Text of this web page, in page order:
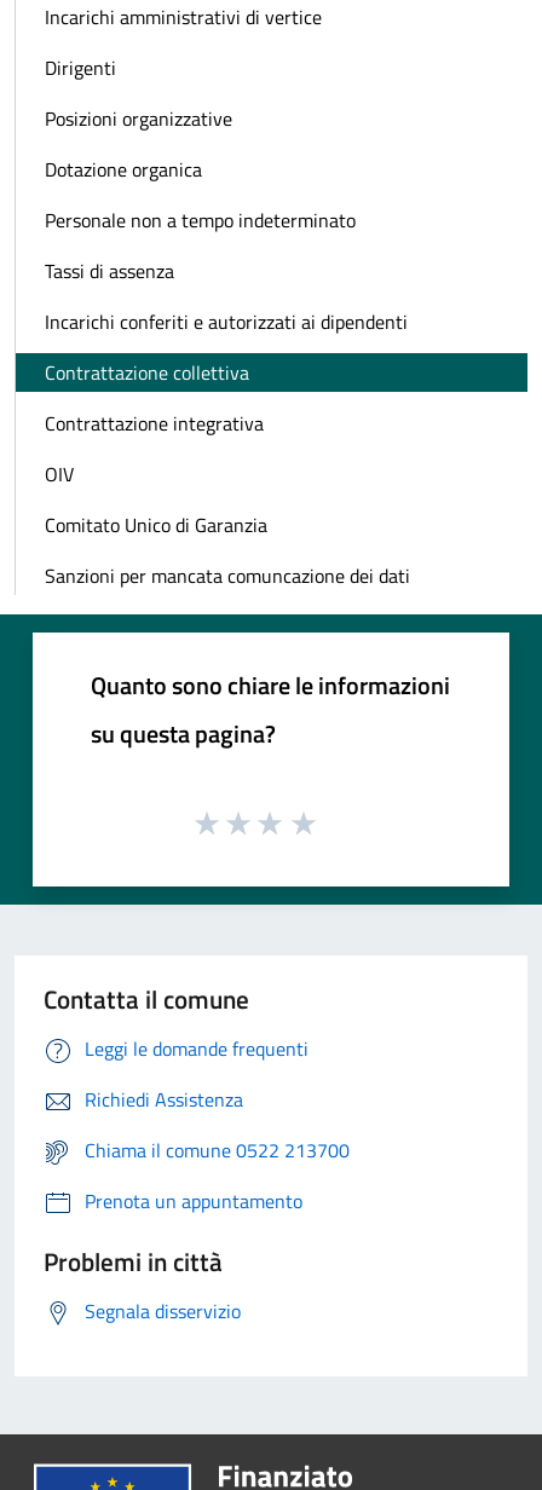
Incarichi amministrativi di vertice
Dirigenti
Posizioni organizzative
Dotazione organica
Personale non a tempo indeterminato
Tassi di assenza
Incarichi conferiti e autorizzati ai dipendenti
Contrattazione collettiva
Contrattazione integrativa
OIV
Comitato Unico di Garanzia
Sanzioni per mancata comuncazione dei dati
Quanto sono chiare le informazioni
su questa pagina?
Contatta il comune
Leggi le domande frequenti
Richiedi Assistenza
Chiama il comune 0522 213700
Prenota un appuntamento
Problemi in città
Segnala disservizio